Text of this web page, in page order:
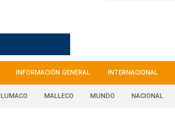
INFORMACIÓN GENERAL INTERNACIONAL
LUMACO MALLECO MUNDO NACIONAL